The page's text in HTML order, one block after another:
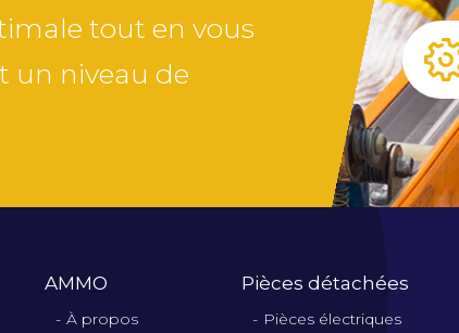
tout en vous
un niveau de
AMMO
À propos
Pièces détachées
Pièces électriques